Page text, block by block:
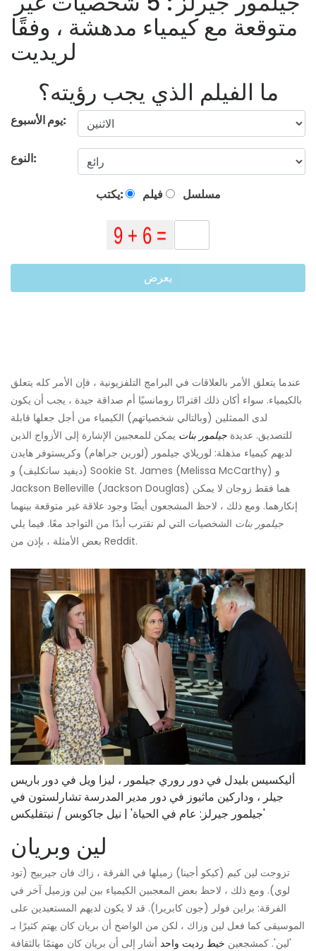
متوقعة مع كيمياء مدهشة ، وفقًا
لريديت
ما الفيلم الذي يجب رؤيته؟
يوم الأسبوع:
النوع:
يكتب: فيلم مسلسل
يعرض
عندما يتعلق الأمر بالعلاقات في البرامج التلفزيونية ، فإن الأمر كله يتعلق
بالكيمياء. سواء أكان ذلك اقترانًا رومانسيًا أم صداقة جيدة ، يجب أن يكون
لدى الممثلين (وبالتالي شخصياتهم) الكيمياء من أجل جعلها قابلة
للتصديق. عديدة جيلمور بنات يمكن للمعجبين الإشارة إلى الأزواج الذين
لديهم كيمياء مذهلة: لوريلاي جيلمور (لورين جراهام) وكريستوفر هايدن
(ديفيد ساتكليف) و Sookie St. James (Melissa McCarthy) و
Jackson Belleville (Jackson Douglas) هما فقط زوجان لا يمكن
إنكارهما. ومع ذلك ، لاحظ المشجعون أيضًا وجود علاقة غير متوقعة بينهما
جيلمور بنات الشخصيات التي لم تقترب أبدًا من التواجد معًا. فيما يلي
بعض الأمثلة ، بإذن من Reddit.
أليكسيس بليدل في دور روري جيلمور ، ليزا ويل في دور باريس
جيلر ، وداركين ماثيوز في دور مدير المدرسة تشارلستون في
'جيلمور جيرلز: عام في الحياة' | نيل جاكوبس / نيتفليكس
لين وبريان
تزوجت لين كيم (كيكو أجينا) زميلها في الفرقة ، زاك فان جيربيج (تود
لوي). ومع ذلك ، لاحظ بعض المعجبين الكيمياء بين لين وزميل آخر في
الفرقة: براين فولر (جون كابريرا). قد لا يكون لديهم المستعبدين على
الموسيقى كما فعل لين وزاك ، لكن من الواضح أن بريان كان يهتم كثيرًا بـ
'لين'. كمشجعين خيط رديت واحد أشار إلى أن بريان كان مهتمًا بالثقافة